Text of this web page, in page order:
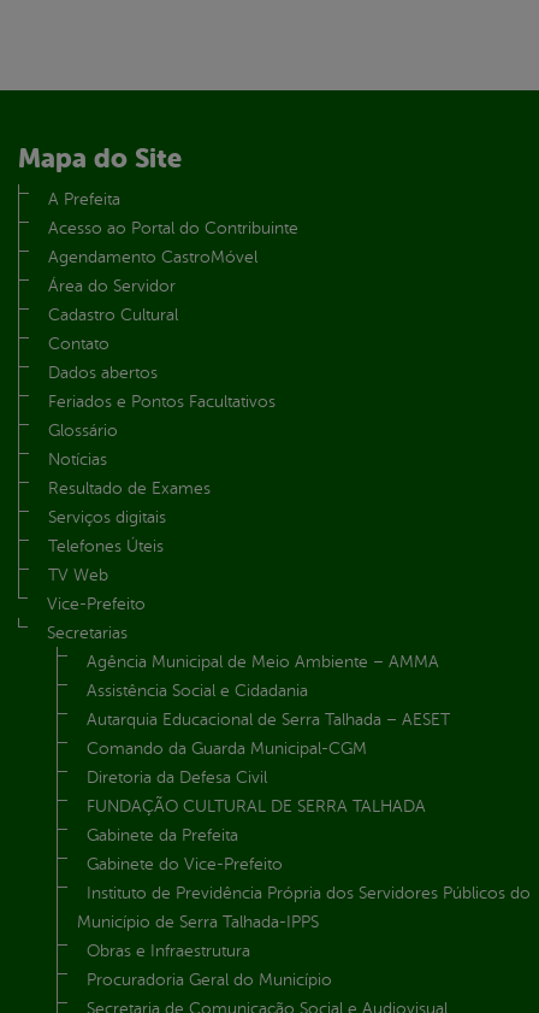
Mapa do Site
A Prefeita
Acesso ao Portal do Contribuinte
Agendamento CastroMóvel
Área do Servidor
Cadastro Cultural
Contato
Dados abertos
Feriados e Pontos Facultativos
Glossário
Notícias
Resultado de Exames
Serviços digitais
Telefones Úteis
TV Web
Vice-Prefeito
Secretarias
Agência Municipal de Meio Ambiente – AMMA
Assistência Social e Cidadania
Autarquia Educacional de Serra Talhada – AESET
Comando da Guarda Municipal-CGM
Diretoria da Defesa Civil
FUNDAÇÃO CULTURAL DE SERRA TALHADA
Gabinete da Prefeita
Gabinete do Vice-Prefeito
Instituto de Previdência Própria dos Servidores Públicos do
Município de Serra Talhada-IPPS
Obras e Infraestrutura
Procuradoria Geral do Município
Secretaria de Comunicação Social e Audiovisual